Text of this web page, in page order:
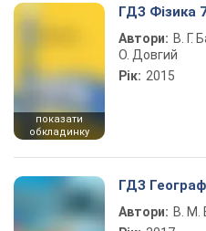
показати
обкладинку
ГДЗ Фізика
Автори: В. Г.
О. Довгий
Рік: 2015
ГДЗ
Автори: В. М.